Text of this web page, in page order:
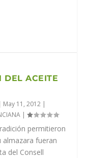
DEL ACEITE
May 11, 2012 |
|
permitieron
almazara fueran
del Consell